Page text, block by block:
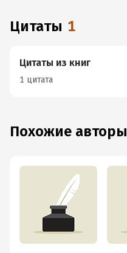
Цитаты 1
Цитаты из книг
1 цитата
Похожие авторы